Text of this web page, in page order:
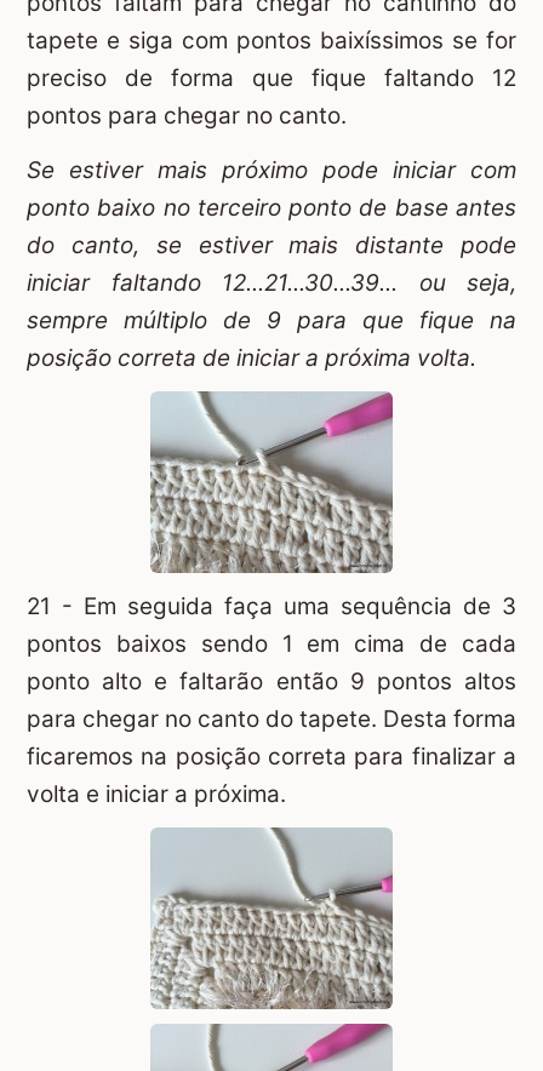
tapete e siga com pontos baixíssimos se for
preciso de forma que fique faltando 12
pontos para chegar no canto.
Se estiver mais próximo pode iniciar com
ponto baixo no terceiro ponto de base antes
do canto, se estiver mais distante pode
iniciar faltando 12...21...30...39... ou seja,
sempre múltiplo de 9 para que fique na
posição correta de iniciar a próxima volta.
21 - Em seguida faça uma sequência de 3
pontos baixos sendo 1 em cima de cada
ponto alto e faltarão então 9 pontos altos
para chegar no canto do tapete. Desta forma
ficaremos na posição correta para finalizar a
volta e iniciar a próxima.